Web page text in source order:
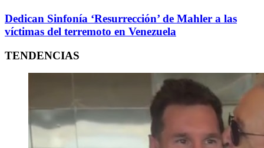
Dedican Sinfonía ‘Resurrección’ de Mahler a las
víctimas del terremoto en Venezuela
TENDENCIAS